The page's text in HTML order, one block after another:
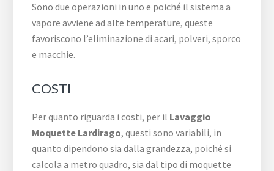
Sono due operazioni in uno e poiché il sistema a
vapore avviene ad alte temperature, queste
favoriscono l’eliminazione di acari, polveri, sporco
e macchie.
COSTI
Per quanto riguarda i costi, per il Lavaggio
Moquette Lardirago, questi sono variabili, in
quanto dipendono sia dalla grandezza, poiché si
calcola a metro quadro, sia dal tipo di moquette